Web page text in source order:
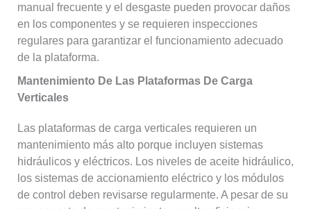
manual frecuente y el desgaste pueden provocar daños
en los componentes y se requieren inspecciones
regulares para garantizar el funcionamiento adecuado
de la plataforma.
Mantenimiento De Las Plataformas De Carga
Verticales
Las plataformas de carga verticales requieren un
mantenimiento más alto porque incluyen sistemas
hidráulicos y eléctricos. Los niveles de aceite hidráulico,
los sistemas de accionamiento eléctrico y los módulos
de control deben revisarse regularmente. A pesar de su